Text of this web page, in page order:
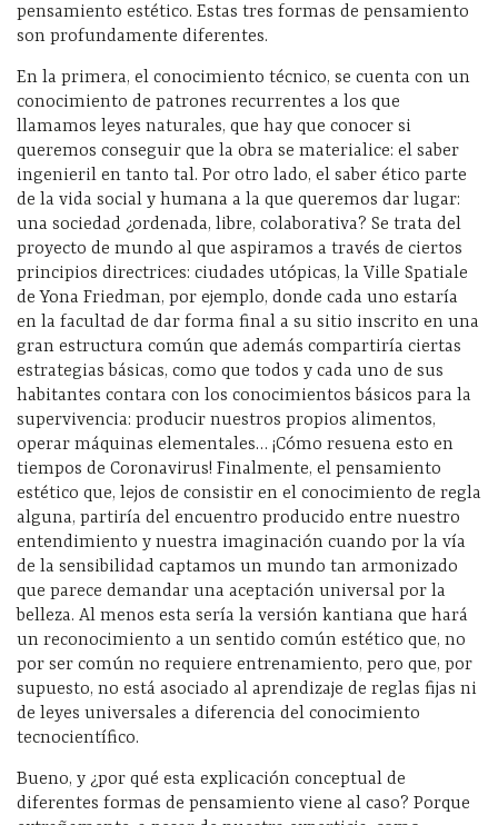
pensamiento estético. Estas tres formas de pensamiento
son profundamente diferentes.
En la primera, el conocimiento técnico, se cuenta con un
conocimiento de patrones recurrentes a los que
llamamos leyes naturales, que hay que conocer si
queremos conseguir que la obra se materialice: el saber
ingenieril en tanto tal. Por otro lado, el saber ético parte
de la vida social y humana a la que queremos dar lugar:
una sociedad ¿ordenada, libre, colaborativa? Se trata del
proyecto de mundo al que aspiramos a través de ciertos
principios directrices: ciudades utópicas, la Ville Spatiale
de Yona Friedman, por ejemplo, donde cada uno estaría
en la facultad de dar forma final a su sitio inscrito en una
gran estructura común que además compartiría ciertas
estrategias básicas, como que todos y cada uno de sus
habitantes contara con los conocimientos básicos para la
supervivencia: producir nuestros propios alimentos,
operar máquinas elementales… ¡Cómo resuena esto en
tiempos de Coronavirus! Finalmente, el pensamiento
estético que, lejos de consistir en el conocimiento de regla
alguna, partiría del encuentro producido entre nuestro
entendimiento y nuestra imaginación cuando por la vía
de la sensibilidad captamos un mundo tan armonizado
que parece demandar una aceptación universal por la
belleza. Al menos esta sería la versión kantiana que hará
un reconocimiento a un sentido común estético que, no
por ser común no requiere entrenamiento, pero que, por
supuesto, no está asociado al aprendizaje de reglas fijas ni
de leyes universales a diferencia del conocimiento
tecnocientífico.
Bueno, y ¿por qué esta explicación conceptual de
diferentes formas de pensamiento viene al caso? Porque